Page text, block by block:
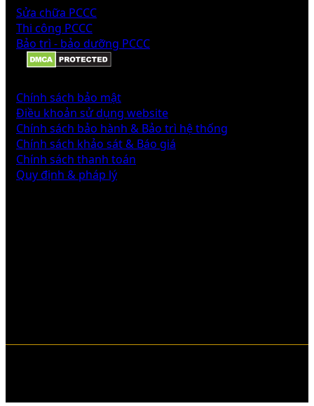
Sửa chữa PCCC
Thi công PCCC
Bảo trì - bảo dưỡng PCCC
Chính sách bảo mật
Điều khoản sử dụng website
Chính sách bảo hành & Bảo trì hệ thống
Chính sách khảo sát & Báo giá
Chính sách thanh toán
Quy định & pháp lý